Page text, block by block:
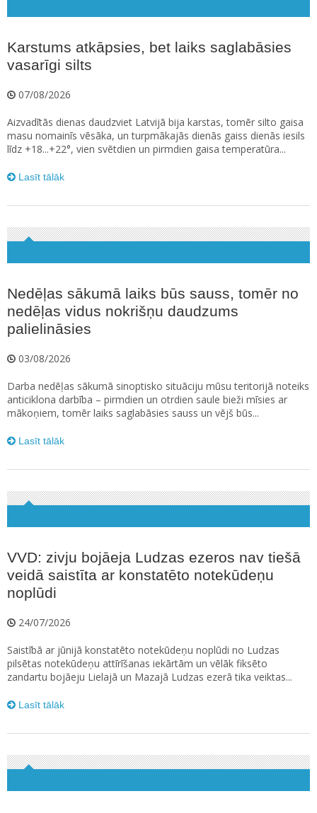
Karstums atkāpsies, bet laiks saglabāsies
vasarīgi silts
07/08/2026
Aizvadītās dienas daudzviet Latvijā bija karstas, tomēr silto gaisa
masu nomainīs vēsāka, un turpmākajās dienās gaiss dienās iesils
līdz +18...+22°, vien svētdien un pirmdien gaisa temperatūra...
Lasīt tālāk
Nedēļas sākumā laiks būs sauss, tomēr no
nedēļas vidus nokrišņu daudzums
palielināsies
03/08/2026
Darba nedēļas sākumā sinoptisko situāciju mūsu teritorijā noteiks
anticiklona darbība – pirmdien un otrdien saule bieži mīsies ar
mākoņiem, tomēr laiks saglabāsies sauss un vējš būs...
Lasīt tālāk
VVD: zivju bojāeja Ludzas ezeros nav tiešā
veidā saistīta ar konstatēto notekūdeņu
noplūdi
24/07/2026
Saistībā ar jūnijā konstatēto notekūdeņu noplūdi no Ludzas
pilsētas notekūdeņu attīrīšanas iekārtām un vēlāk fiksēto
zandartu bojāeju Lielajā un Mazajā Ludzas ezerā tika veiktas...
Lasīt tālāk